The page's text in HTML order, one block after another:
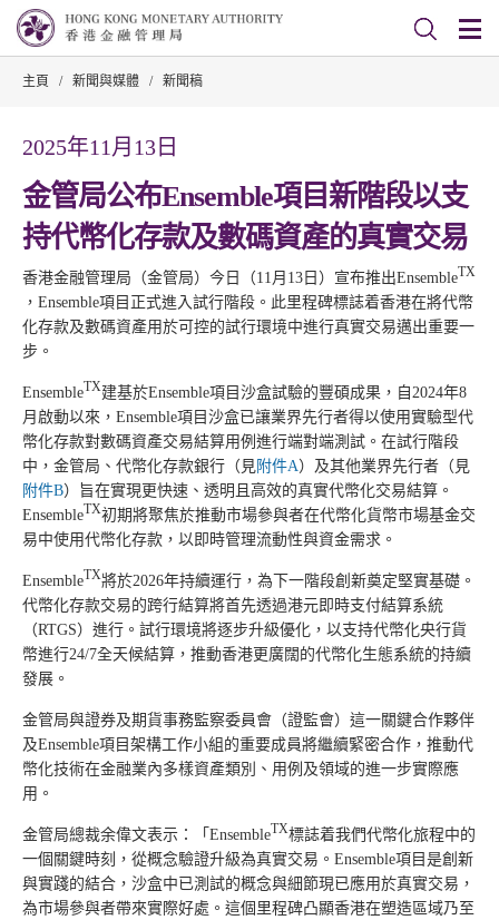
主頁 / 新聞與媒體 / 新聞稿
2025年11月13日
金管局公布Ensemble項目新階段以支
持代幣化存款及數碼資產的真實交易
香港金融管理局（金管局）今日（11月13日）宣布推出EnsembleTX
，Ensemble項目正式進入試行階段。此里程碑標誌着香港在將代幣
化存款及數碼資產用於可控的試行環境中進行真實交易邁出重要一
步。
EnsembleTX建基於Ensemble項目沙盒試驗的豐碩成果，自2024年8
月啟動以來，Ensemble項目沙盒已讓業界先行者得以使用實驗型代
幣化存款對數碼資產交易結算用例進行端對端測試。在試行階段
中，金管局、代幣化存款銀行（見附件A）及其他業界先行者（見
附件B）旨在實現更快速、透明且高效的真實代幣化交易結算。
EnsembleTX初期將聚焦於推動市場參與者在代幣化貨幣市場基金交
易中使用代幣化存款，以即時管理流動性與資金需求。
EnsembleTX將於2026年持續運行，為下一階段創新奠定堅實基礎。
代幣化存款交易的跨行結算將首先透過港元即時支付結算系統
（RTGS）進行。試行環境將逐步升級優化，以支持代幣化央行貨
幣進行24/7全天候結算，推動香港更廣闊的代幣化生態系統的持續
發展。
金管局與證券及期貨事務監察委員會（證監會）這一關鍵合作夥伴
及Ensemble項目架構工作小組的重要成員將繼續緊密合作，推動代
幣化技術在金融業內多樣資產類別、用例及領域的進一步實際應
用。
金管局總裁余偉文表示：「EnsembleTX標誌着我們代幣化旅程中的
一個關鍵時刻，從概念驗證升級為真實交易。Ensemble項目是創新
與實踐的結合，沙盒中已測試的概念與細節現已應用於真實交易，
為市場參與者帶來實際好處。這個里程碑凸顯香港在塑造區域乃至